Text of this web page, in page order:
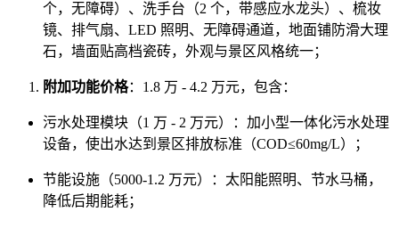
个，无障碍）、洗手台（2 个，带感应水龙头）、梳妆
镜、排气扇、LED 照明、无障碍通道，地面铺防滑大理
石，墙面贴高档瓷砖，外观与景区风格统一；
附加功能价格：1.8 万 - 4.2 万元，包含：
污水处理模块（1 万 - 2 万元）：加小型一体化污水处理
设备，使出水达到景区排放标准（COD≤60mg/L）；
节能设施（5000-1.2 万元）：太阳能照明、节水马桶，
降低后期能耗；